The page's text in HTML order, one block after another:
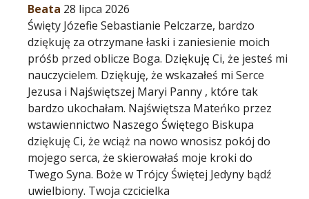
Beata 28 lipca 2026
Święty Józefie Sebastianie Pelczarze, bardzo
dziękuję za otrzymane łaski i zaniesienie moich
próśb przed oblicze Boga. Dziękuję Ci, że jesteś mi
nauczycielem. Dziękuję, że wskazałeś mi Serce
Jezusa i Najświętszej Maryi Panny , które tak
bardzo ukochałam. Najświętsza Mateńko przez
wstawiennictwo Naszego Świętego Biskupa
dziękuję Ci, że wciąż na nowo wnosisz pokój do
mojego serca, że skierowałaś moje kroki do
Twego Syna. Boże w Trójcy Świętej Jedyny bądź
uwielbiony. Twoja czcicielka